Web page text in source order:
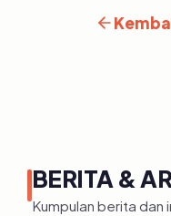
BERITA &
Kumpulan berita